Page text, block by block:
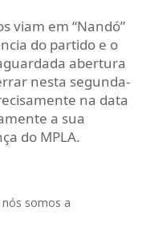
viam em “Nandó”
do partido e o
abertura
nesta segunda-
na data
a sua
do MPLA.
somos a